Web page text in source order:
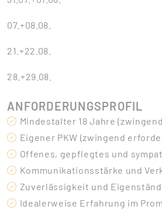
07.+08.08.
21.+22.08.
28.+29.08.
ANFORDERUNGSPROFIL
Mindestalter 18 Jahre
Eigener PKW (zwingend
Offenes, gepflegtes und
Kommunikationsstärke und
Zuverlässigkeit und
Idealerweise Erfahrung im